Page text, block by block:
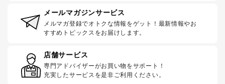
メールマガジンサービス
メルマガ登録でオトクな情報をゲット！最新情報やお
すすめトピックスをお届けします。
店舗サービス
専門アドバイザーがお買い物をサポート！
充実したサービスを是非ご利用ください。